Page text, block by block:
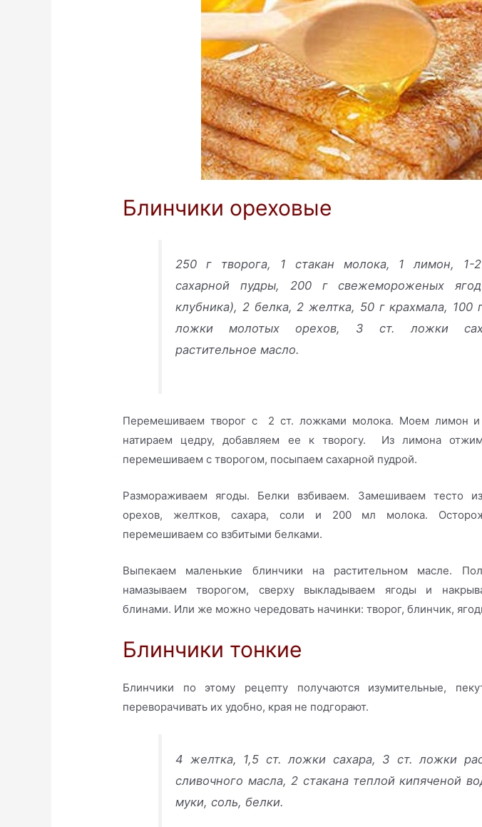
Блинчики ореховые
250 г творога, 1 стакан молока, 1 лимон, 1-
сахарной пудры, 200 г свежемороженых
клубника), 2 белка, 2 желтка, 50 г крахмала, 100
ложки молотых орехов, 3 ст. ложки
растительное масло.
Перемешиваем творог с 2 ст. ложками молока. Моем лимон и
натираем цедру, добавляем ее к творогу. Из лимона
перемешиваем с творогом, посыпаем сахарной пудрой.
Размораживаем ягоды. Белки взбиваем. Замешиваем тесто
орехов, желтков, сахара, соли и 200 мл молока.
перемешиваем со взбитыми белками.
Выпекаем маленькие блинчики на растительном масле.
намазываем творогом, сверху выкладываем ягоды и
блинами. Или же можно чередовать начинки: творог, блинчик,
Блинчики тонкие
Блинчики по этому рецепту получаются изумительные,
переворачивать их удобно, края не подгорают.
4 желтка, 1,5 ст. ложки сахара, 3 ст. ложки
сливочного масла, 2 стакана теплой кипяченой
муки, соль, белки.